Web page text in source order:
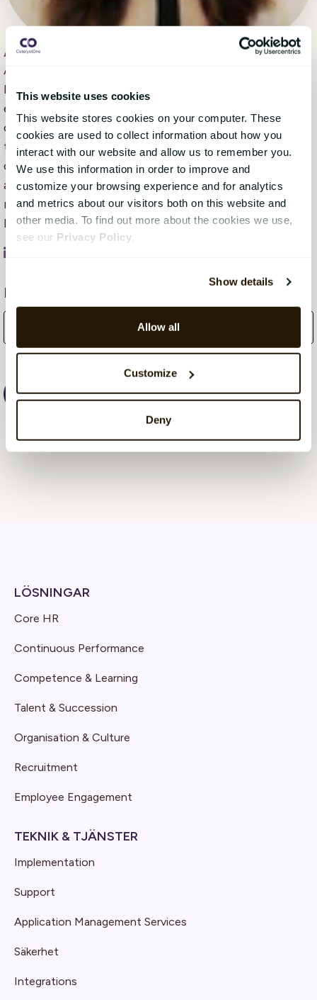
This website uses cookies
This website stores cookies on your computer. These
cookies are used to collect information about how you
interact with our website and allow us to remember you.
We use this information in order to improve and
customize your browsing experience and for analytics
and metrics about our visitors both on this website and
other media. To find out more about the cookies we use,
see our Privacy Policy.
Show details
Allow all
Customize
Deny
Aleya Begum Lonsetteig
Aleya Begum Lønsetteig jobbar som Content
Marketing Manager på CatalystOne. Hennes breda
erfarenhet grundar sig i journalistik, affärsutveckling
och marknadsföring i olika brancher. Den senaste
tiden har ett allt större fokus legat på SaaS-
organisationer. Hon brinner för kommunikation och
att hjälpa företag att utveckla
marknadsföringsstrategier genom ett kontinuerligt
lärande.
Få månatliga uppdateringar från bloggen!
LÖSNINGAR
Core HR
Continuous Performance
Competence & Learning
Talent & Succession
Organisation & Culture
Recruitment
Employee Engagement
TEKNIK & TJÄNSTER
Implementation
Support
Application Management Services
Säkerhet
Integrations